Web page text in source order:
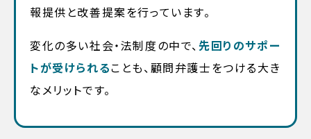
報提供と改善提案を行っています。
変化の多い社会・法制度の中で、先回りのサポー
トが受けられることも、顧問弁護士をつける大き
なメリットです。